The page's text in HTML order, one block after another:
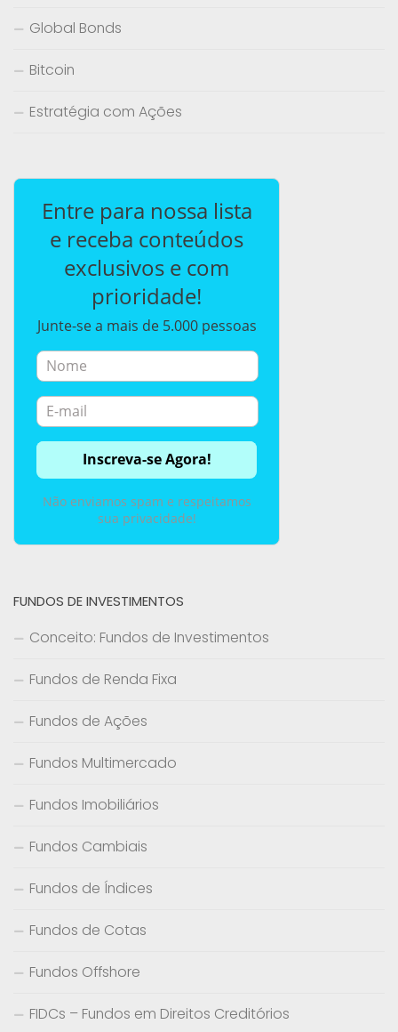
Global Bonds
Bitcoin
Estratégia com Ações
Entre para nossa lista
e receba conteúdos
exclusivos e com
prioridade!
Junte-se a mais de 5.000 pessoas
Não enviamos spam e respeitamos
sua privacidade!
FUNDOS DE INVESTIMENTOS
Conceito: Fundos de Investimentos
Fundos de Renda Fixa
Fundos de Ações
Fundos Multimercado
Fundos Imobiliários
Fundos Cambiais
Fundos de Índices
Fundos de Cotas
Fundos Offshore
FIDCs – Fundos em Direitos Creditórios